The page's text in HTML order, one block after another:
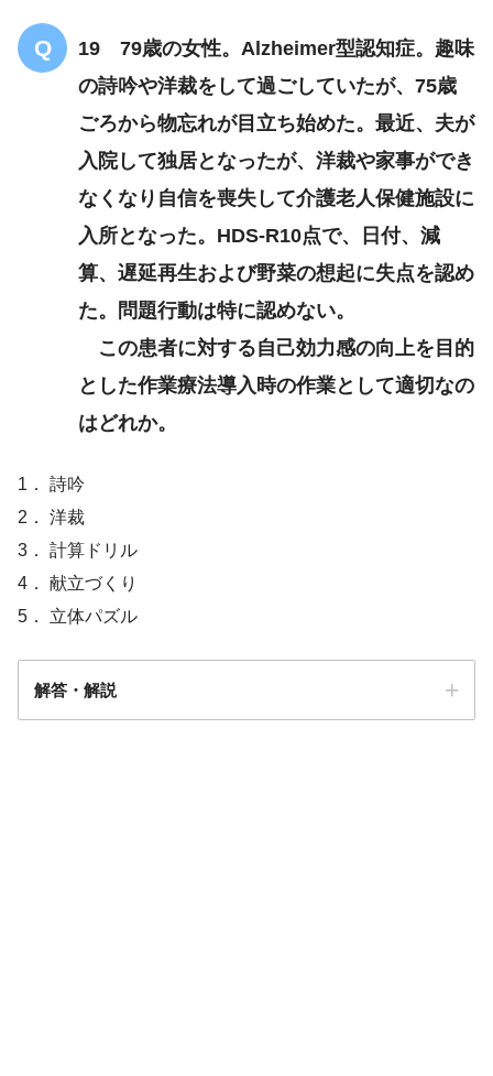
19 79歳の女性。Alzheimer型認知症。趣味
の詩吟や洋裁をして過ごしていたが、75歳
ごろから物忘れが目立ち始めた。最近、夫が
入院して独居となったが、洋裁や家事ができ
なくなり自信を喪失して介護老人保健施設に
入所となった。HDS-R10点で、日付、減
算、遅延再生および野菜の想起に失点を認め
た。問題行動は特に認めない。
この患者に対する自己効力感の向上を目的
とした作業療法導入時の作業として適切なの
はどれか。
1． 詩吟
2． 洋裁
3． 計算ドリル
4． 献立づくり
5． 立体パズル
解答・解説